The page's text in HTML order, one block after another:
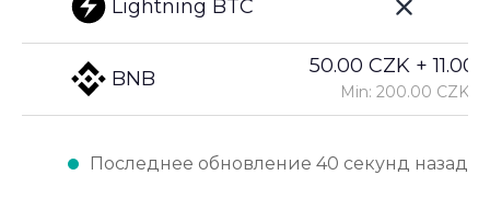
Lightning BTC
BNB
50.00 CZK +
Min: 200.00 CZK
Последнее обновление 40 секунд назад